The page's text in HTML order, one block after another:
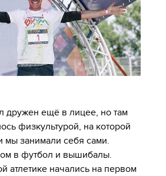
дружен ещё в лицее, но там
физкультурой, на которой
мы занимали себя сами.
в футбол и вышибалы.
атлетике начались на первом